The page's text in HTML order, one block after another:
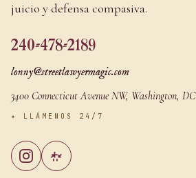
juicio y defensa compasiva.
240-478-2189
lonny@streetlawyermagic.com
3400 Connecticut Avenue NW, Washington, DC
✦ LLÁMENOS 24/7